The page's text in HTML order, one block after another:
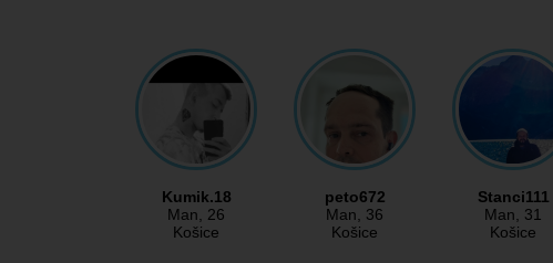
Kumik.18
Man, 26
Košice
peto672
Man, 36
Košice
Stanci111
Man, 31
Košice